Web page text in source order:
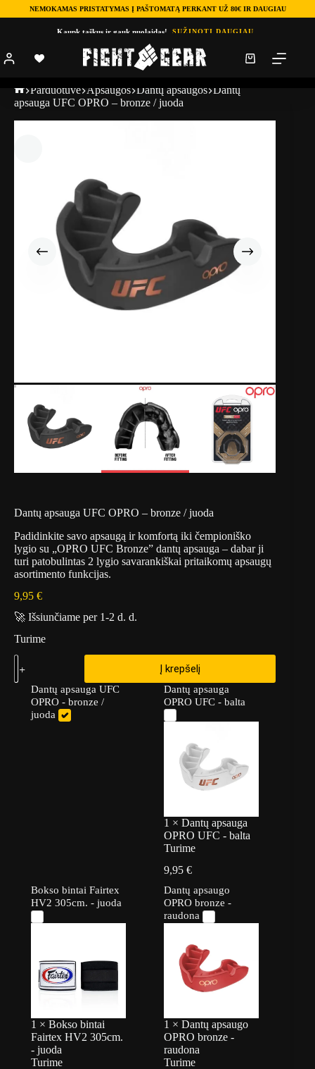
NEMOKAMAS PRISTATYMAS Į PAŠTOMATĄ PERKANT UŽ 80€ IR DAUGIAU
Kaupk taškus ir gauk nuolaidas! SUŽINOTI DAUGIAU
Parduotuve Apsaugos Dantų apsaugos Dantų
apsauga UFC OPRO – bronze / juoda
Dantų apsauga UFC OPRO – bronze / juoda
Padidinkite savo apsaugą ir komfortą iki čempioniško
lygio su „OPRO UFC Bronze” dantų apsauga – dabar ji
turi patobulintas 2 lygio savarankiškai pritaikomų apsaugų
asortimento funkcijas.
9,95 €
🚀 Išsiunčiame per 1-2 d. d.
Turime
Į krepšelį
Dantų apsauga UFC
OPRO - bronze /
juoda
Dantų apsauga
OPRO UFC - balta
1 × Dantų apsauga
OPRO UFC - balta
Turime
9,95 €
Bokso bintai Fairtex
HV2 305cm. - juoda
1 ×Bokso bintai
Fairtex HV2 305cm.
- juoda
Turime
Dantų apsaugo
OPRO bronze -
raudona
1 × Dantų apsaugo
OPRO bronze -
raudona
Turime